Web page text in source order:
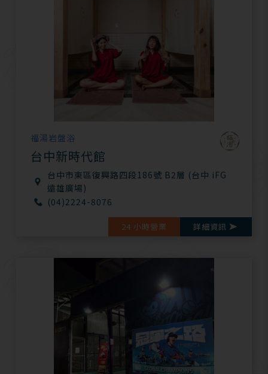
福湯岩盤浴
台中新時代館
台中市東區復興路四段186號 B2層 (台中 iFG
遠雄廣場)
(04)2224-8076
詳細資訊
24 小時營業